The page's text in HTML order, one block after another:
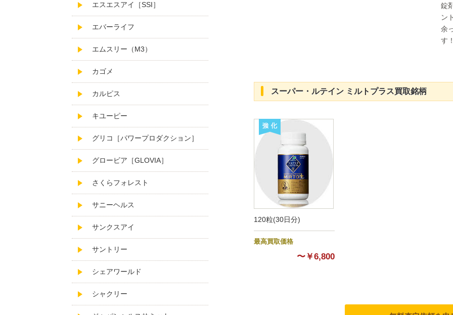
錠
ン
余
す
スーパー・ルテイン ミルトプラス買取銘柄
強化
120粒(30日分)
最高買取価格
〜￥6,800
エスエスアイ［SSI］
エバーライフ
エムスリー（M3）
カゴメ
カルピス
キユーピー
グリコ［パワープロダクション］
グロービア［GLOVIA］
さくらフォレスト
サニーヘルス
サンクスアイ
サントリー
シェアワールド
シャクリー